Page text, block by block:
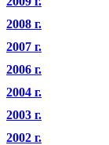
2008 г.
2007 г.
2006 г.
2004 г.
2003 г.
2002 г.